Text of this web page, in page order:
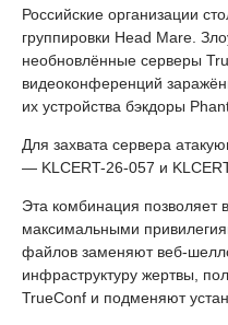
Российские организации
группировки Head Mare.
необновлённые серверы
видеоконференций
их устройства бэкдоры
Для захвата сервера
— KLCERT-26-057 и
Эта комбинация позволяет
максимальными
файлов заменяют веб-
инфраструктуру жертвы,
TrueConf и подменяют